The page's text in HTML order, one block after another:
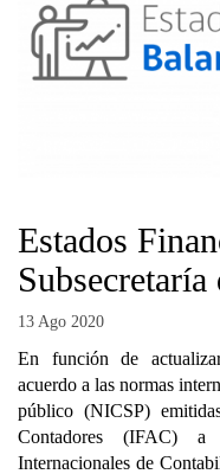
Estados
Subsecretaría
13 Ago 2020
En función de
acuerdo a las normas
público (NICSP)
Contadores (IFAC)
Internacionales de